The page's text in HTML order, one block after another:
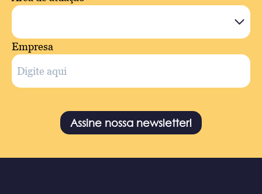
Empresa
Assine nossa newsletter!